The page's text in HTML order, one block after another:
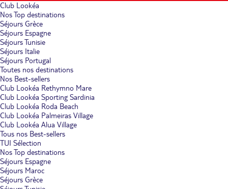
Club Lookéa
Nos Top destinations
Séjours Grèce
Séjours Espagne
Séjours Tunisie
Séjours Italie
Séjours Portugal
Toutes nos destinations
Nos Best-sellers
Club Lookéa Rethymno Mare
Club Lookéa Sporting Sardinia
Club Lookéa Roda Beach
Club Lookéa Palmeiras Village
Club Lookéa Alua Village
Tous nos Best-sellers
TUI Sélection
Nos Top destinations
Séjours Espagne
Séjours Maroc
Séjours Grèce